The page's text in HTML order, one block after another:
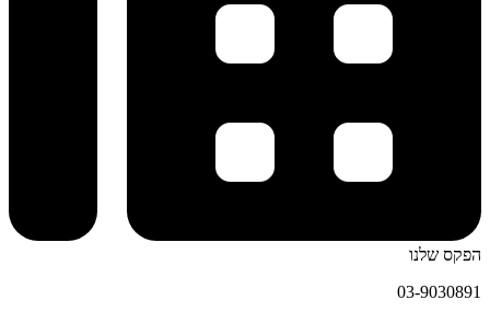
הפקס שלנו
03-9030891